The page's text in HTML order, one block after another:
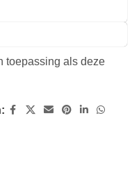
toepassing als deze